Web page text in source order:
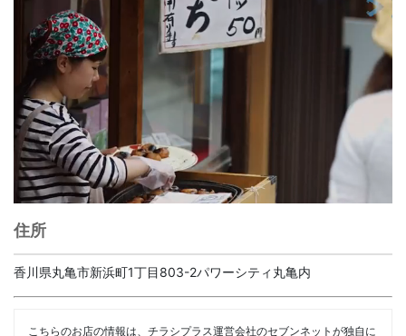
住所
香川県丸亀市新浜町1丁目803-2パワーシティ丸亀内
こちらのお店の情報は、チラシプラス運営会社のセブンネットが独自に